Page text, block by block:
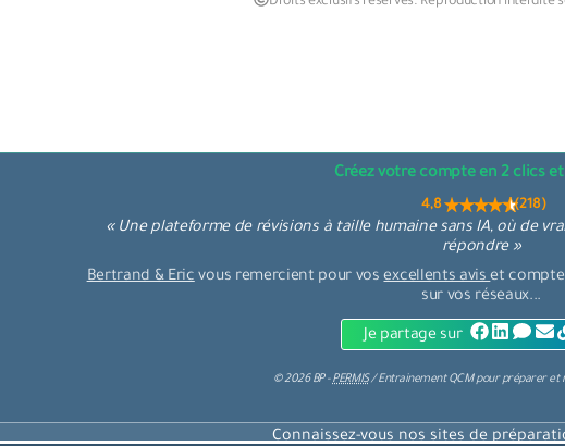
Créez votre compte en 2 clics
4,8 (218)
« Une plateforme de révisions à taille humaine sans IA, où de
répondre »
Bertrand & Ericvous remercient pour vosexcellents aviset
sur vos réseaux...
Je partage sur
©2026BP -PERMIS/Entrainement QCMpourpréparer et
Connaissez-vous nos sites de